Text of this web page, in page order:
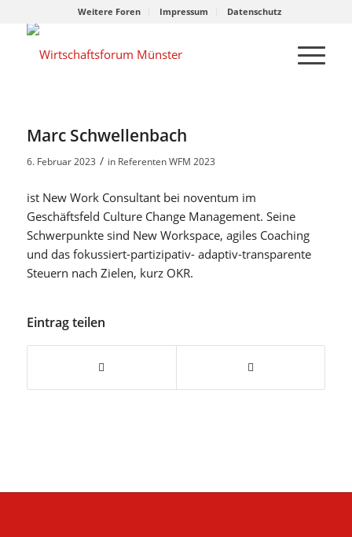
Weitere Foren Impressum Datenschutz
Marc Schwellenbach
6. Februar 2023 / in Referenten WFM 2023
ist New Work Consultant bei noventum im
Geschäftsfeld Culture Change Management. Seine
Schwerpunkte sind New Workspace, agiles Coaching
und das fokussiert-partizipativ- adaptiv-transparente
Steuern nach Zielen, kurz OKR.
Eintrag teilen